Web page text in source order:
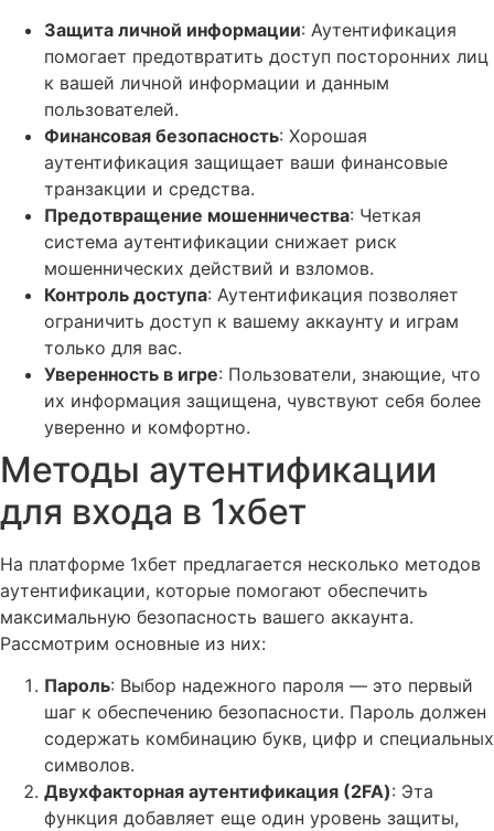
Защита личной информации: Аутентификация
помогает предотвратить доступ посторонних лиц
к вашей личной информации и данным
пользователей.
Финансовая безопасность: Хорошая
аутентификация защищает ваши финансовые
транзакции и средства.
Предотвращение мошенничества: Четкая
система аутентификации снижает риск
мошеннических действий и взломов.
Контроль доступа: Аутентификация позволяет
ограничить доступ к вашему аккаунту и играм
только для вас.
Уверенность в игре: Пользователи, знающие, что
их информация защищена, чувствуют себя более
уверенно и комфортно.
Методы аутентификации
для входа в 1хбет
На платформе 1хбет предлагается несколько методов
аутентификации, которые помогают обеспечить
максимальную безопасность вашего аккаунта.
Рассмотрим основные из них:
Пароль: Выбор надежного пароля — это первый
шаг к обеспечению безопасности. Пароль должен
содержать комбинацию букв, цифр и специальных
символов.
Двухфакторная аутентификация (2FA): Эта
функция добавляет еще один уровень защиты,